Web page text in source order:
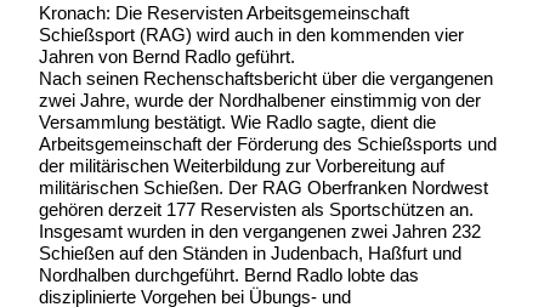
Kronach: Die Reservisten Arbeitsgemeinschaft
Schießsport (RAG) wird auch in den kommenden vier
Jahren von Bernd Radlo geführt.
Nach seinen Rechenschaftsbericht über die vergangenen
zwei Jahre, wurde der Nordhalbener einstimmig von der
Versammlung bestätigt. Wie Radlo sagte, dient die
Arbeitsgemeinschaft der Förderung des Schießsports und
der militärischen Weiterbildung zur Vorbereitung auf
militärischen Schießen. Der RAG Oberfranken Nordwest
gehören derzeit 177 Reservisten als Sportschützen an.
Insgesamt wurden in den vergangenen zwei Jahren 232
Schießen auf den Ständen in Judenbach, Haßfurt und
Nordhalben durchgeführt. Bernd Radlo lobte das
disziplinierte Vorgehen bei Übungs- und